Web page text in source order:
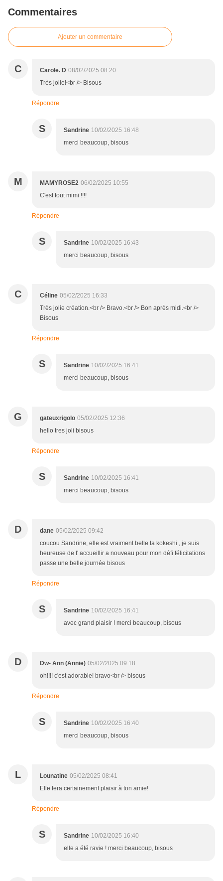
Commentaires
Ajouter un commentaire
C Carole. D 08/02/2025 08:20
Très jolie!<br /> Bisous
Répondre
S Sandrine 10/02/2025 16:48
merci beaucoup, bisous
M MAMYROSE2 06/02/2025 10:55
C'est tout mimi !!!!
Répondre
S Sandrine 10/02/2025 16:43
merci beaucoup, bisous
C Céline 05/02/2025 16:33
Très jolie création.<br /> Bravo.<br /> Bon après midi.<br />
Bisous
Répondre
S Sandrine 10/02/2025 16:41
merci beaucoup, bisous
G gateuxrigolo 05/02/2025 12:36
hello tres joli bisous
Répondre
S Sandrine 10/02/2025 16:41
merci beaucoup, bisous
D dane 05/02/2025 09:42
coucou Sandrine, elle est vraiment belle ta kokeshi , je suis
heureuse de t' accueillir a nouveau pour mon défi félicitations
passe une belle journée bisous
Répondre
S Sandrine 10/02/2025 16:41
avec grand plaisir ! merci beaucoup, bisous
D Dw- Ann (Annie) 05/02/2025 09:18
oh!!!! c'est adorable! bravo<br /> bisous
Répondre
S Sandrine 10/02/2025 16:40
merci beaucoup, bisous
L Lounatine 05/02/2025 08:41
Elle fera certainement plaisir à ton amie!
Répondre
S Sandrine 10/02/2025 16:40
elle a été ravie ! merci beaucoup, bisous